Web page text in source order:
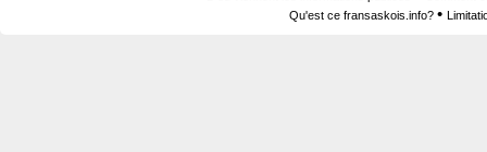
Qu'est ce fransaskois.info? •